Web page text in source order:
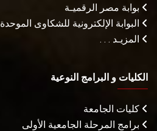
بوابة مصر الرقميـة
البوابة الإلكترونية للشكاوى الموحدة
المزيـد . . .
الكليات و البرامج النوعية
كليات الجامعة
برامج المرحلة الجامعية الأولى